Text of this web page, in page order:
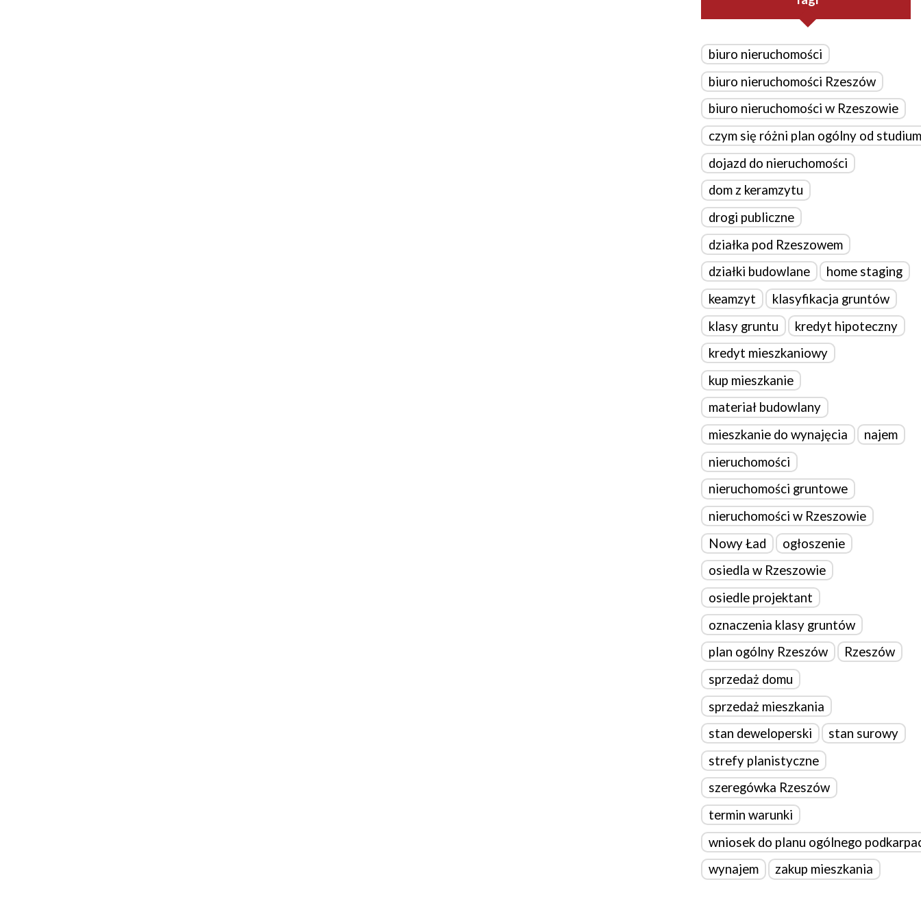
biuro nieruchomości
biuro nieruchomości Rzeszów
biuro nieruchomości w Rzeszowie
czym się różni plan ogólny od
dojazd do nieruchomości
dom z keramzytu
drogi publiczne
działka pod Rzeszowem
działki budowlane
home staging
keamzyt
klasyfikacja gruntów
klasy gruntu
kredyt hipoteczny
kredyt mieszkaniowy
kup mieszkanie
materiał budowlany
mieszkanie do wynajęcia
najem
nieruchomości
nieruchomości gruntowe
nieruchomości w Rzeszowie
Nowy Ład
ogłoszenie
osiedla w Rzeszowie
osiedle projektant
oznaczenia klasy gruntów
plan ogólny Rzeszów
Rzeszów
sprzedaż domu
sprzedaż mieszkania
stan deweloperski
stan surowy
strefy planistyczne
szeregówka Rzeszów
termin warunki
wniosek do planu ogólnego
wynajem
zakup mieszkania